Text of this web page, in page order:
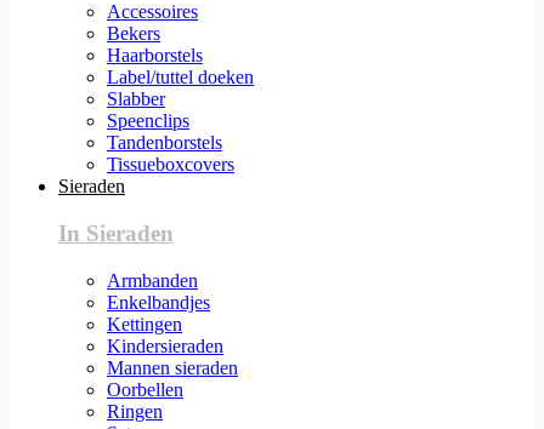
Accessoires
Bekers
Haarborstels
Label/tuttel doeken
Slabber
Speenclips
Tandenborstels
Tissueboxcovers
Sieraden
In Sieraden
Armbanden
Enkelbandjes
Kettingen
Kindersieraden
Mannen sieraden
Oorbellen
Ringen